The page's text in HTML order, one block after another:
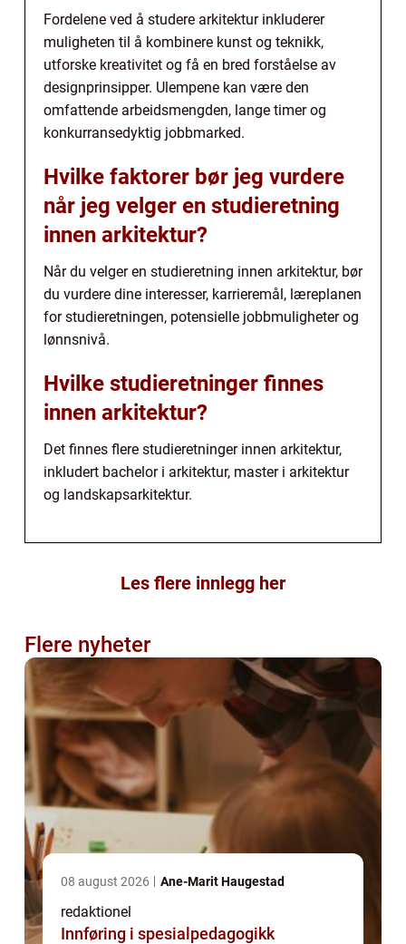
Fordelene ved å studere arkitektur inkluderer
muligheten til å kombinere kunst og teknikk,
utforske kreativitet og få en bred forståelse av
designprinsipper. Ulempene kan være den
omfattende arbeidsmengden, lange timer og
konkurransedyktig jobbmarked.
Hvilke faktorer bør jeg vurdere
når jeg velger en studieretning
innen arkitektur?
Når du velger en studieretning innen arkitektur, bør
du vurdere dine interesser, karrieremål, læreplanen
for studieretningen, potensielle jobbmuligheter og
lønnsnivå.
Hvilke studieretninger finnes
innen arkitektur?
Det finnes flere studieretninger innen arkitektur,
inkludert bachelor i arkitektur, master i arkitektur
og landskapsarkitektur.
Les flere innlegg her
Flere nyheter
08 august 2026 Ane-Marit Haugestad
redaktionel
Innføring i spesialpedagogikk